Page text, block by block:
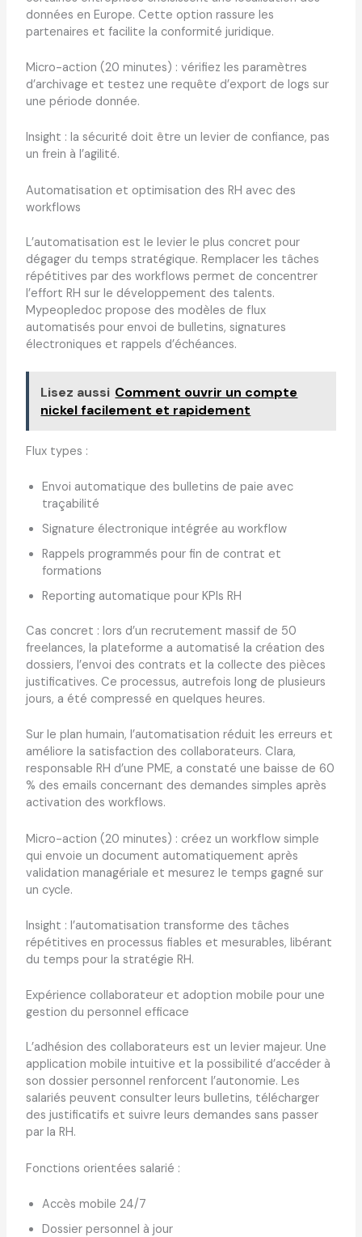
données en Europe. Cette option rassure les
partenaires et facilite la conformité juridique.
Micro-action (20 minutes) : vérifiez les paramètres
d’archivage et testez une requête d’export de logs sur
une période donnée.
Insight : la sécurité doit être un levier de confiance, pas
un frein à l’agilité.
Automatisation et optimisation des RH avec des
workflows
L’automatisation est le levier le plus concret pour
dégager du temps stratégique. Remplacer les tâches
répétitives par des workflows permet de concentrer
l’effort RH sur le développement des talents.
Mypeopledoc propose des modèles de flux
automatisés pour envoi de bulletins, signatures
électroniques et rappels d’échéances.
Lisez aussi Comment ouvrir un compte
nickel facilement et rapidement
Flux types :
Envoi automatique des bulletins de paie avec
traçabilité
Signature électronique intégrée au workflow
Rappels programmés pour fin de contrat et
formations
Reporting automatique pour KPIs RH
Cas concret : lors d’un recrutement massif de 50
freelances, la plateforme a automatisé la création des
dossiers, l’envoi des contrats et la collecte des pièces
justificatives. Ce processus, autrefois long de plusieurs
jours, a été compressé en quelques heures.
Sur le plan humain, l’automatisation réduit les erreurs et
améliore la satisfaction des collaborateurs. Clara,
responsable RH d’une PME, a constaté une baisse de 60
% des emails concernant des demandes simples après
activation des workflows.
Micro-action (20 minutes) : créez un workflow simple
qui envoie un document automatiquement après
validation managériale et mesurez le temps gagné sur
un cycle.
Insight : l’automatisation transforme des tâches
répétitives en processus fiables et mesurables, libérant
du temps pour la stratégie RH.
Expérience collaborateur et adoption mobile pour une
gestion du personnel efficace
L’adhésion des collaborateurs est un levier majeur. Une
application mobile intuitive et la possibilité d’accéder à
son dossier personnel renforcent l’autonomie. Les
salariés peuvent consulter leurs bulletins, télécharger
des justificatifs et suivre leurs demandes sans passer
par la RH.
Fonctions orientées salarié :
Accès mobile 24/7
Dossier personnel à jour